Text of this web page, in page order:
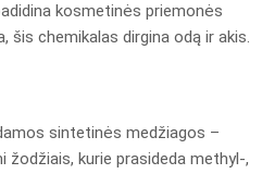
kosmetinės priemonės
šis chemikalas dirgina odą ir akis.
sintetinės medžiagos –
žodžiais, kurie prasideda methyl-,